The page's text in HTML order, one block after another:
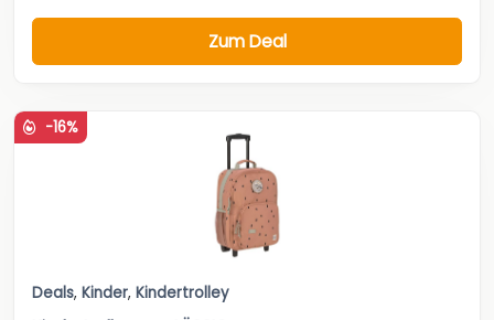
Zum Deal
-16%
Deals, Kinder, Kindertrolley